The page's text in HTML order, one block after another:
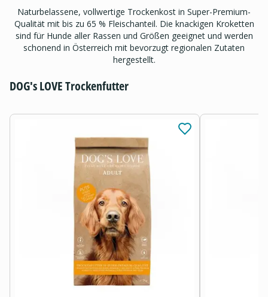
Naturbelassene, vollwertige Trockenkost in Super-Premium-
Qualität mit bis zu 65 % Fleischanteil. Die knackigen Kroketten
sind für Hunde aller Rassen und Größen geeignet und werden
schonend in Österreich mit bevorzugt regionalen Zutaten
hergestellt.
DOG's LOVE Trockenfutter